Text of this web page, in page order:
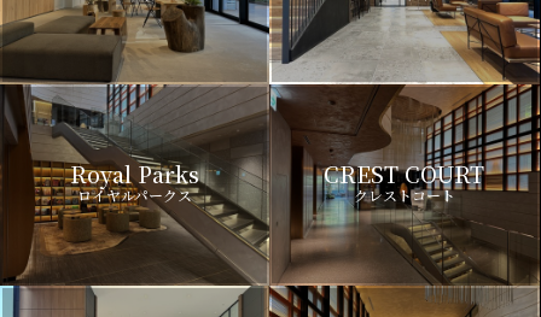
Royal Parks
ロイヤルパークス
CREST COURT
クレストコート